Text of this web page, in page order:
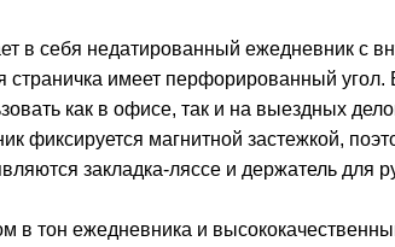
в себя недатированный ежедневник с
страничка имеет перфорированный
как в офисе, так и на выездных
фиксируется магнитной застежкой,
закладка-ляссе и держатель для
в тон ежедневника и